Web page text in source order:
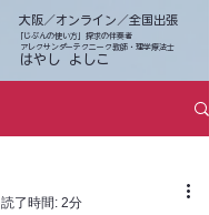
「じぶんの使い方」探求の伴奏者
アレクサンダーテクニーク教師・理学療法士
​ はやし よしこ
大阪／オンライン／全国出張
読了時間: 2分